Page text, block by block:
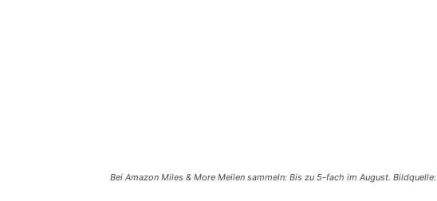
Bei Amazon Miles & More Meilen sammeln: Bis zu 5-fach im August. Bildquelle: